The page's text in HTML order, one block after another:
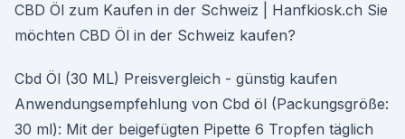
CBD Öl zum Kaufen in der Schweiz | Hanfkiosk.ch Sie
möchten CBD Öl in der Schweiz kaufen?
Cbd Öl (30 ML) Preisvergleich - günstig kaufen
Anwendungsempfehlung von Cbd öl (Packungsgröße:
30 ml): Mit der beigefügten Pipette 6 Tropfen täglich